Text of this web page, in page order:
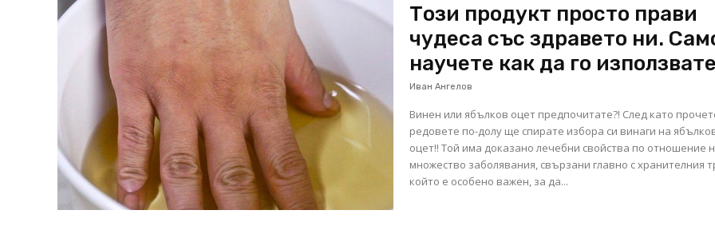
Този продукт просто прави
чудеса със здравето ни.
научете как да го използвате
Иван Ангелов
Винен или ябълков оцет предпочитате?! След като
редовете по-долу ще спирате избора си винаги на
оцет!! Той има доказано лечебни свойства по отношение
множество заболявания, свързани главно с хранителния
който е особено важен, за да...